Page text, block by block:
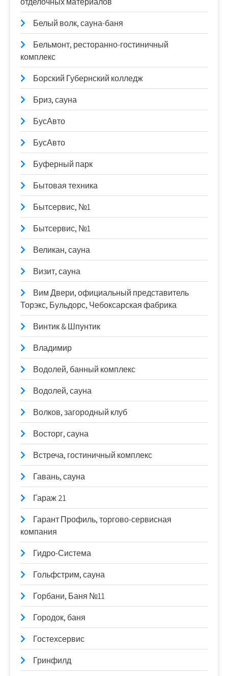
Белый волк, сауна-баня
Бельмонт, ресторанно-гостиничный
комплекс
Борский Губернский колледж
Бриз, сауна
БусАвто
БусАвто
Буферный парк
Бытовая техника
Бытсервис, №1
Бытсервис, №1
Великан, сауна
Визит, сауна
Вим Двери, официальный представитель
Торэкс, Бульдорс, Чебоксарская фабрика
Винтик & Шпунтик
Владимир
Водолей, банный комплекс
Водолей, сауна
Волков, загородный клуб
Восторг, сауна
Встреча, гостиничный комплекс
Гавань, сауна
Гараж 21
Гарант Профиль, торгово-сервисная
компания
Гидро-Система
Гольфстрим, сауна
Горбани, Баня №11
Городок, баня
Гостехсервис
Гринфилд